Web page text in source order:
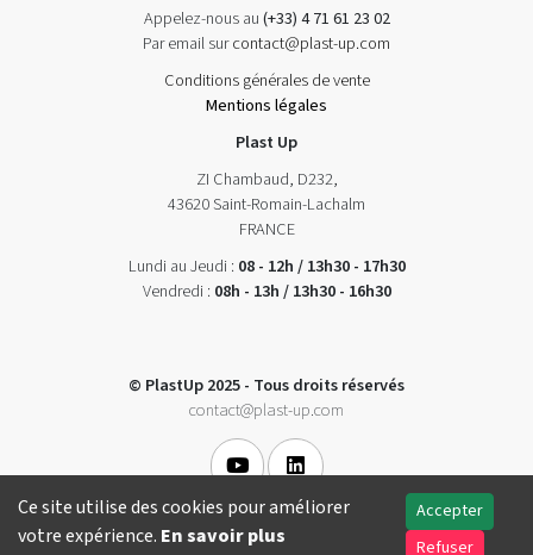
Ce site utilise des cookies pour améliorer
votre expérience. En savoir plus
Accepter
Refuser
Appelez-nous au(+33) 4 71 61 23 02
Par email surcontact@plast-up.com
Conditions générales de vente
Mentions légales
Plast Up
ZI Chambaud, D232,
43620 Saint-Romain-Lachalm
FRANCE
Lundi au Jeudi : 08 - 12h / 13h30 - 17h30
Vendredi : 08h - 13h / 13h30 - 16h30
© PlastUp 2025 - Tous droits réservés
contact@plast-up.com